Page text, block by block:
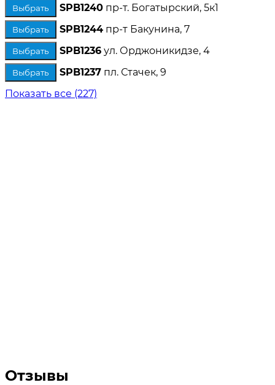
Выбрать SPB1240 пр-т. Богатырский, 5к1
Выбрать SPB1244 пр-т Бакунина, 7
Выбрать SPB1236 ул. Орджоникидзе, 4
Выбрать SPB1237 пл. Стачек, 9
Показать все (227)
Отзывы